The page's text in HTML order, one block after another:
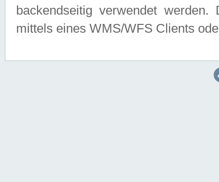
backendseitig verwendet
mittels eines WMS/WFS Clients